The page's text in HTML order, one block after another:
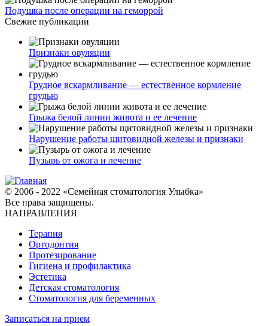
Подушка после операции на геморрой
Свежие публикации
Признаки овуляции
Грудное вскармливание — естественное кормление
грудью
Грыжа белой линии живота и ее лечение
Нарушение работы щитовидной железы и признаки
Пузырь от ожога и лечение
© 2006 - 2022 «Семейная стоматология Улыбка»
Все права защищены.
НАПРАВЛЕНИЯ
Терапия
Ортодонтия
Протезирование
Гигиена и профилактика
Эстетика
Детская стоматология
Стоматология для беременных
Записаться на прием